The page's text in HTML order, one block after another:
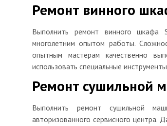
Ремонт винного
Выполнить ремонт винного шкафа
многолетним опытом работы.
опытным мастерам качественно
использовать специальные
Ремонт сушильной
Выполнить ремонт сушильной
авторизованного сервисного центра.